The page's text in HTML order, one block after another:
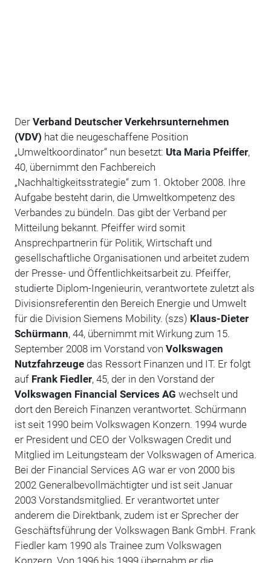
Der Verband Deutscher Verkehrsunternehmen
(VDV) hat die neugeschaffene Position
„Umweltkoordinator“ nun besetzt: Uta Maria Pfeiffer,
40, übernimmt den Fachbereich
„Nachhaltigkeitsstrategie“ zum 1. Oktober 2008. Ihre
Aufgabe besteht darin, die Umweltkompetenz des
Verbandes zu bündeln. Das gibt der Verband per
Mitteilung bekannt. Pfeiffer wird somit
Ansprechpartnerin für Politik, Wirtschaft und
gesellschaftliche Organisationen und arbeitet zudem
der Presse- und Öffentlichkeitsarbeit zu. Pfeiffer,
studierte Diplom-Ingenieurin, verantwortete zuletzt als
Divisionsreferentin den Bereich Energie und Umwelt
für die Division Siemens Mobility. (szs) Klaus-Dieter
Schürmann, 44, übernimmt mit Wirkung zum 15.
September 2008 im Vorstand von Volkswagen
Nutzfahrzeugedas Ressort Finanzen und IT. Er folgt
auf Frank Fiedler, 45, der in den Vorstand der
Volkswagen Financial Services AG wechselt und
dort den Bereich Finanzen verantwortet. Schürmann
ist seit 1990 beim Volkswagen Konzern. 1994 wurde
er President und CEO der Volkswagen Credit und
Mitglied im Leitungsteam der Volkswagen of America.
Bei der Financial Services AG war er von 2000 bis
2002 Generalbevollmächtigter und ist seit Januar
2003 Vorstandsmitglied. Er verantwortet unter
anderem die Direktbank, zudem ist er Sprecher der
Geschäftsführung der Volkswagen Bank GmbH. Frank
Fiedler kam 1990 als Trainee zum Volkswagen